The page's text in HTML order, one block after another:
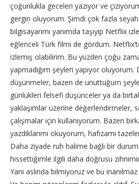
çoğunlukla geceleri yazıyor ve
gergin oluyorum. Şimdi çok fazla
bilgisayarımı yanımda taşıyıp Netflix
eğlenceli Türk filmi de gördüm.
izlemiş olabilirim. Bu yüzden çoğu
yapmadığım şeyleri yapıyor oluyorum.
düşünmeler, bazen de unuttuğum
günlükleri felsefi düşünceler ya da
yaklaşımlar üzerine değerlendirmeler,
çalışmalar için kullanıyorum. Bazen
yazdıklarımı okuyorum, hafızamı
Daha ziyade ruh halime bağlı bir
hissettiğimle ilgili daha doğrusu
Yani aslında bilmiyoruz ve bu